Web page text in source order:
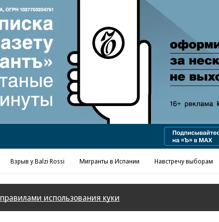
Реклама в «Ъ» www.kommersant.ru/ad
Взрыв у Balzi Rossi Мигранты в Испании Навстречу выборам
правилами использования куки